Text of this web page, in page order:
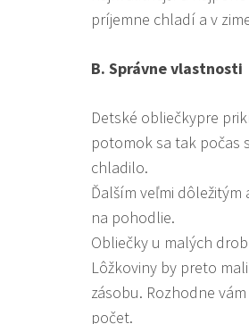
príjemne chladí a v
B. Správne vlastnosti
Detské obliečkypre
potomok sa tak počas
chladilo.
Ďalším veľmi dôležitým
na pohodlie.
Obliečky u malých
Lôžkoviny by preto
zásobu. Rozhodne
počet.